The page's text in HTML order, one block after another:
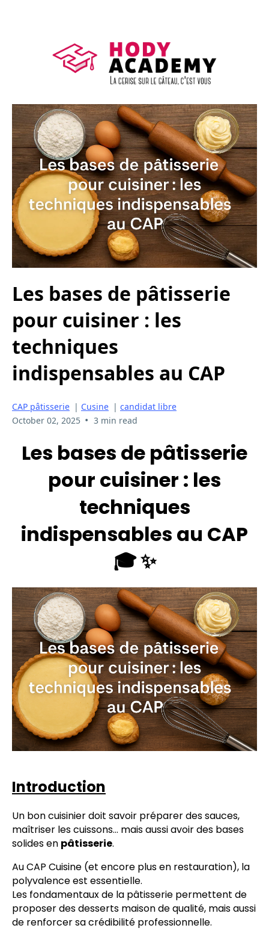
Les bases de pâtisserie
pour cuisiner : les
techniques
indispensables au CAP
CAP pâtisserie | Cusine | candidat libre
October 02, 2025 • 3 min read
Les bases de pâtisserie
pour cuisiner : les
techniques
indispensables au CAP
🎓 ✨
Introduction
Un bon cuisinier doit savoir préparer des sauces,
maîtriser les cuissons… mais aussi avoir des bases
solides en pâtisserie.
Au CAP Cuisine (et encore plus en restauration), la
polyvalence est essentielle.
Les fondamentaux de la pâtisserie permettent de
proposer des desserts maison de qualité, mais aussi
de renforcer sa crédibilité professionnelle.